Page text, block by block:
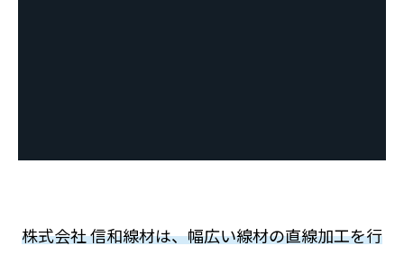
株式会社 信和線材は、幅広い線材の直線加工を行